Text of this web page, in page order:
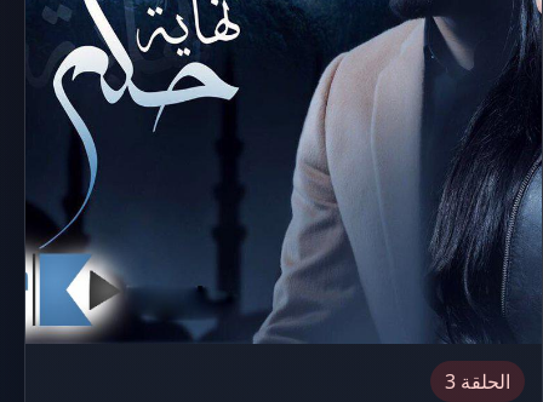
الحلقة 3